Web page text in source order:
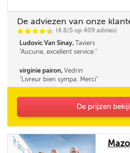
De adviezen van onze
CCCCi
@ (4.8/5 op 409 advies)
Ludovic Van Sinay, Taviers
Aucune, excellent service.
virginie pairon, Vedrin
Livreur bien sympa. Merci
De prijzen